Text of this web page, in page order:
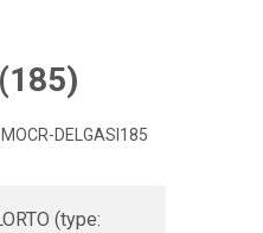
MOCR-DELGASI185
(type: